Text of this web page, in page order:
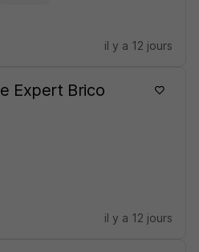
il y a 12 jours
Expert Brico
il y a 12 jours